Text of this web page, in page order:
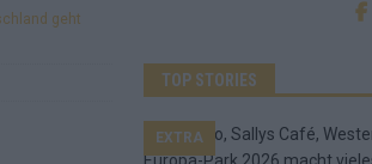
geht
TOP STORIES
EXTRA